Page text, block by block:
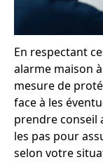
En respectant
alarme maison
mesure de
face à les
prendre conseil
les pas pour
selon votre